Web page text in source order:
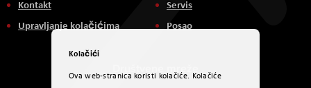
Kontakt
Upravljanje kolačićima
Servis
Posao
Društvene mreže
Kolačići
Ova web-stranica koristi kolačiće. Kolačiće